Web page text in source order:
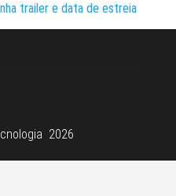
trailer e data de estreia
2026